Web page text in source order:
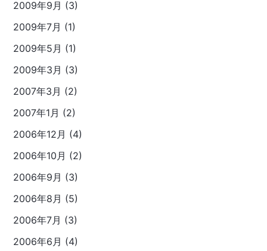
2009年9月 (3)
2009年7月 (1)
2009年5月 (1)
2009年3月 (3)
2007年3月 (2)
2007年1月 (2)
2006年12月 (4)
2006年10月 (2)
2006年9月 (3)
2006年8月 (5)
2006年7月 (3)
2006年6月 (4)